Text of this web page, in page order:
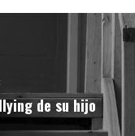
de su hijo